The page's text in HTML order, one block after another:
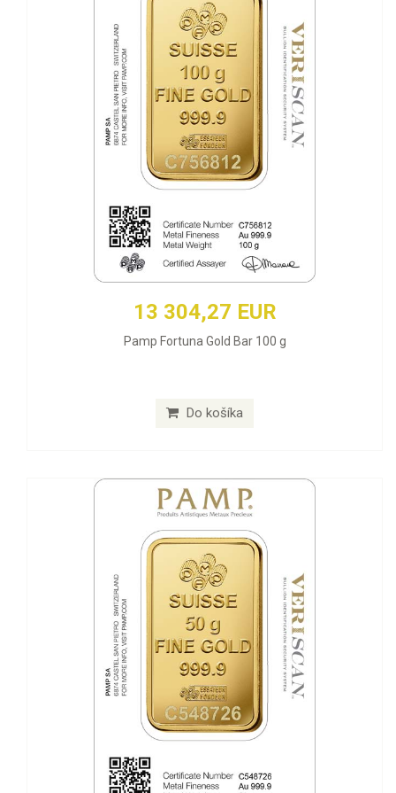
13 304,27 EUR
Pamp Fortuna Gold Bar 100 g
Do košíka